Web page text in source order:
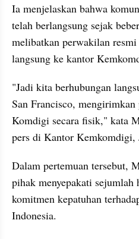
Ia menjelaskan bahwa
telah berlangsung sejak
melibatkan perwakilan
langsung ke kantor
"Jadi kita berhubungan
San Francisco,
Komdigi secara fisik," kata
pers di Kantor Kemkomdigi,
Dalam pertemuan tersebut,
pihak menyepakati
komitmen kepatuhan
Indonesia.